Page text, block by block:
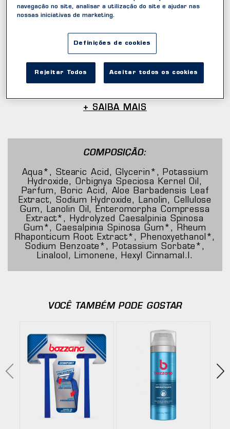
expressa seu melhor estilo ao cuidar da barba
do seu jeito.
TECNOLOGIA
+ SAIBA MAIS
COMPOSIÇÃO:
Aqua*, Stearic Acid, Glycerin*, Potassium
Hydroxide, Orbignya Speciosa Kernel Oil,
Parfum, Boric Acid, Aloe Barbadensis Leaf
Extract, Sodium Hydroxide, Lanolin, Cellulose
Gum, Lanolin Oil, Enteromorpha Compressa
Extract*, Hydrolyzed Caesalpinia Spinosa
Gum*, Caesalpinia Spinosa Gum*, Rheum
Rhaponticum Root Extract*, Phenoxyethanol*,
Sodium Benzoate*, Potassium Sorbate*,
Linalool, Limonene, Hexyl Cinnamal.l.
VOCÊ TAMBÉM PODE GOSTAR
navegação no site, analisar a utilização do site e ajudar nas
nossas iniciativas de marketing.
Definições de cookies
Rejeitar Todos Aceitar todos os cookies